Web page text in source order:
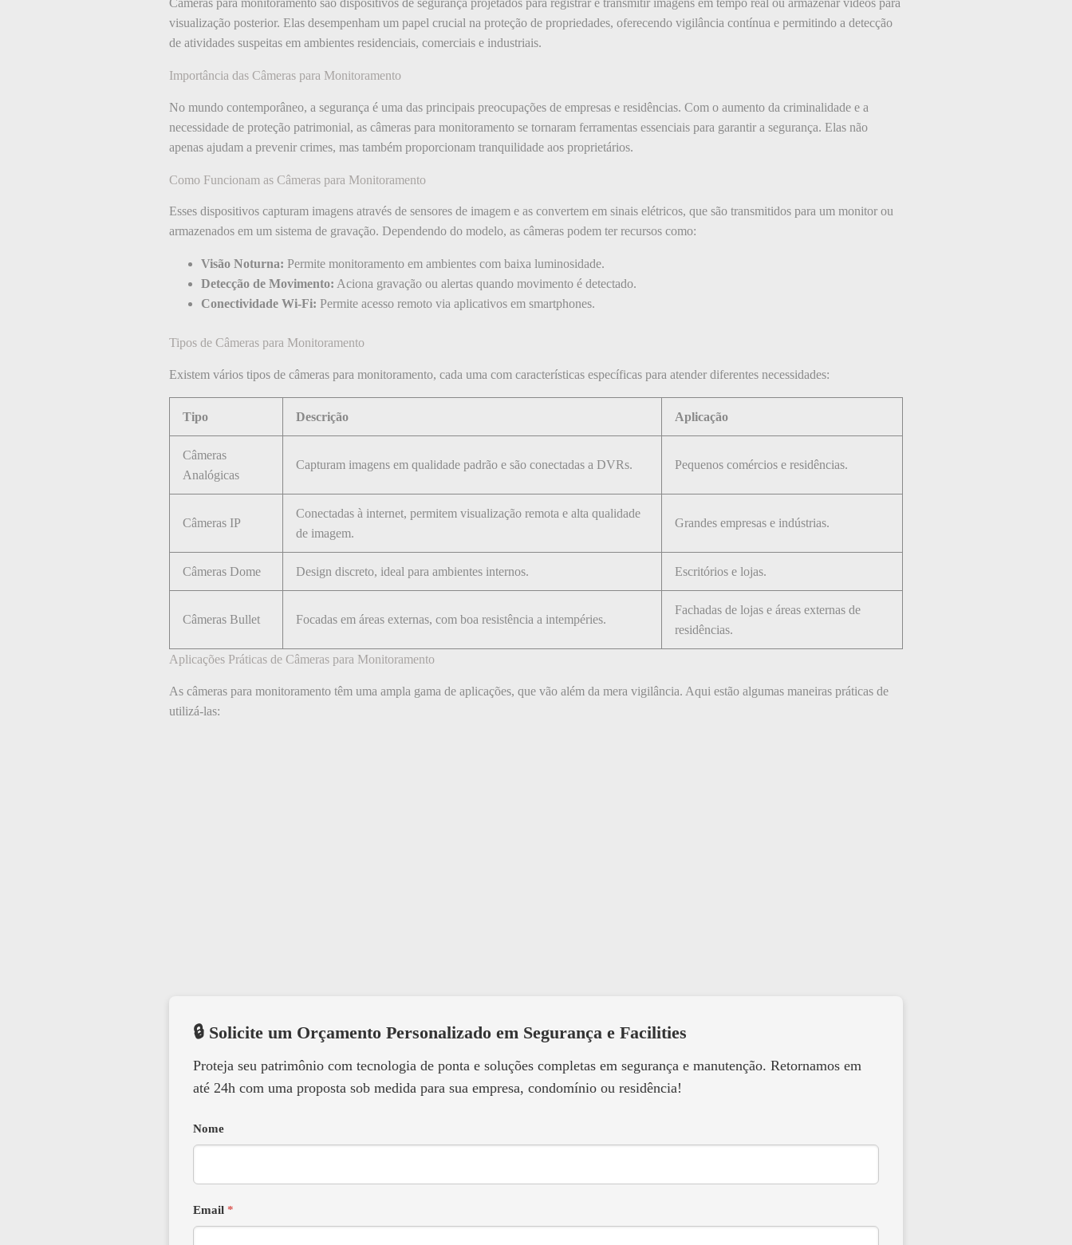
visualização posterior. Elas desempenham um papel crucial na proteção de propriedades, oferecendo vigilância contínua e permitindo a detecção
de atividades suspeitas em ambientes residenciais, comerciais e industriais.
Importância das Câmeras para Monitoramento
No mundo contemporâneo, a segurança é uma das principais preocupações de empresas e residências. Com o aumento da criminalidade e a
necessidade de proteção patrimonial, as câmeras para monitoramento se tornaram ferramentas essenciais para garantir a segurança. Elas não
apenas ajudam a prevenir crimes, mas também proporcionam tranquilidade aos proprietários.
Como Funcionam as Câmeras para Monitoramento
Esses dispositivos capturam imagens através de sensores de imagem e as convertem em sinais elétricos, que são transmitidos para um monitor ou
armazenados em um sistema de gravação. Dependendo do modelo, as câmeras podem ter recursos como:
Visão Noturna: Permite monitoramento em ambientes com baixa luminosidade.
Detecção de Movimento: Aciona gravação ou alertas quando movimento é detectado.
Conectividade Wi-Fi: Permite acesso remoto via aplicativos em smartphones.
Tipos de Câmeras para Monitoramento
Existem vários tipos de câmeras para monitoramento, cada uma com características específicas para atender diferentes necessidades:
Tipo Descrição Aplicação
Câmeras
Analógicas
Capturam imagens em qualidade padrão e são conectadas a DVRs. Pequenos comércios e residências.
Câmeras IP
Conectadas à internet, permitem visualização remota e alta qualidade
de imagem.
Grandes empresas e indústrias.
Câmeras Dome Design discreto, ideal para ambientes internos. Escritórios e lojas.
Câmeras Bullet Focadas em áreas externas, com boa resistência a intempéries.
Fachadas de lojas e áreas externas de
residências.
Aplicações Práticas de Câmeras para Monitoramento
As câmeras para monitoramento têm uma ampla gama de aplicações, que vão além da mera vigilância. Aqui estão algumas maneiras práticas de
utilizá-las:
🔒 Solicite um Orçamento Personalizado em Segurança e Facilities
Proteja seu patrimônio com tecnologia de ponta e soluções completas em segurança e manutenção. Retornamos em
até 24h com uma proposta sob medida para sua empresa, condomínio ou residência!
Nome
Email *